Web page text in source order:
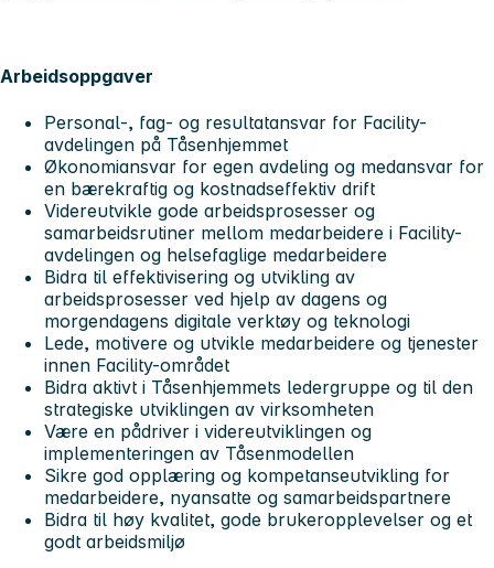
Arbeidsoppgaver
Personal-, fag- og resultatansvar for Facility-
avdelingen på Tåsenhjemmet
Økonomiansvar for egen avdeling og medansvar for
en bærekraftig og kostnadseffektiv drift
Videreutvikle gode arbeidsprosesser og
samarbeidsrutiner mellom medarbeidere i Facility-
avdelingen og helsefaglige medarbeidere
Bidra til effektivisering og utvikling av
arbeidsprosesser ved hjelp av dagens og
morgendagens digitale verktøy og teknologi
Lede, motivere og utvikle medarbeidere og tjenester
innen Facility-området
Bidra aktivt i Tåsenhjemmets ledergruppe og til den
strategiske utviklingen av virksomheten
Være en pådriver i videreutviklingen og
implementeringen av Tåsenmodellen
Sikre god opplæring og kompetanseutvikling for
medarbeidere, nyansatte og samarbeidspartnere
Bidra til høy kvalitet, gode brukeropplevelser og et
godt arbeidsmiljø